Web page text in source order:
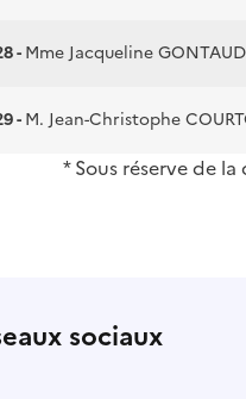
-Mme Jacqueline GONTAUD
-M. Jean-Christophe
* Sous réserve de
sociaux